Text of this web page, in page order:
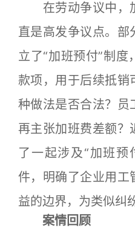
在劳动争议中，
直是高发争议点。部
立了“加班预付”制
款项，用于后续抵销
种做法是否合法？员
再主张加班费差额？
了一起涉及“加班预
件，明确了企业用工
益的边界，为类似纠
案情回顾